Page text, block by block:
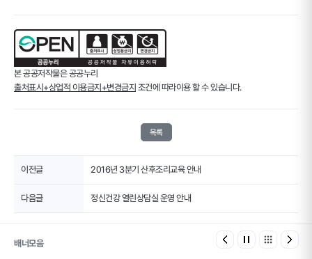
본 공공저작물은 공공누리
출처표시+상업적 이용금지+변경금지 조건에 따라이용 할 수 있습니다.
목록
이전글 2016년 3분기 산후조리교육 안내
다음글 정신건강 열린상담실 운영 안내
배너모음